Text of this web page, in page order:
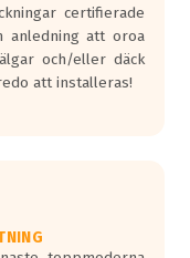
certifierade
anledning att oroa
och/eller däck
att installeras!